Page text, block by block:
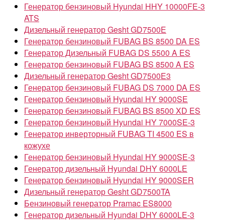
Генератор бензиновый Hyundai HHY 10000FE-3
ATS
Дизельный генератор Gesht GD7500E
Генератор бензиновый FUBAG BS 8500 DA ES
Генератор Дизельный FUBAG DS 5500 A ES
Генератор бензиновый FUBAG BS 8500 A ES
Дизельный генератор Gesht GD7500E3
Генератор бензиновый FUBAG DS 7000 DA ES
Генератор бензиновый Hyundai HY 9000SE
Генератор бензиновый FUBAG BS 8500 XD ES
Генератор бензиновый Hyundai HY 7000SE-3
Генератор инверторный FUBAG TI 4500 ES в
кожухе
Генератор бензиновый Hyundai HY 9000SE-3
Генератор дизельный Hyundai DHY 6000LE
Генератор бензиновый Hyundai HY 9000SER
Дизельный генератор Gesht GD7500TA
Бензиновый генератор Pramac ES8000
Генератор дизельный Hyundai DHY 6000LE-3